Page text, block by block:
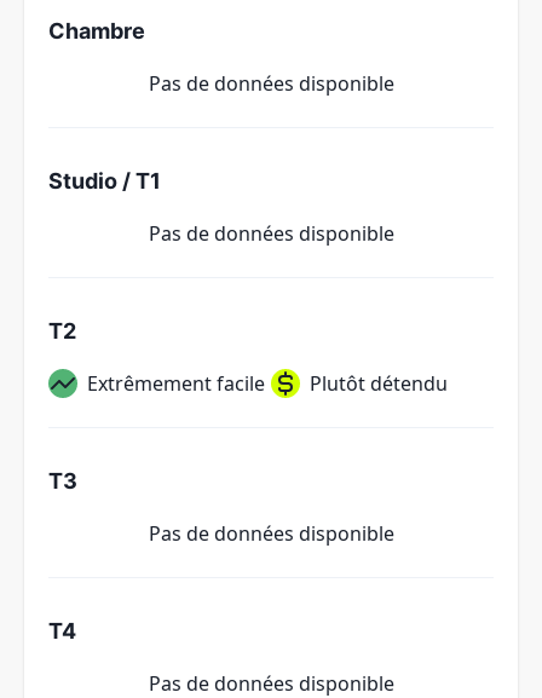
Chambre
Pas de données disponible
Studio / T1
Pas de données disponible
T2
Extrêmement facile Plutôt détendu
T3
Pas de données disponible
T4
Pas de données disponible